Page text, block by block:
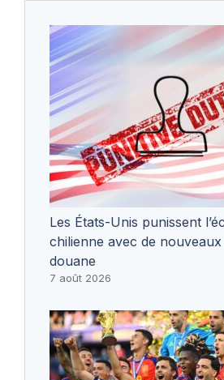
Les États-Unis punissent
chilienne avec de
douane
7 août 2026